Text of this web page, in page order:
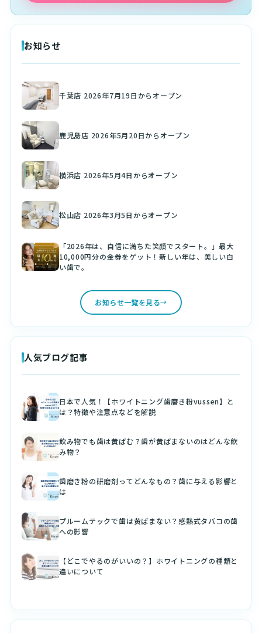
お知らせ
千葉店 2026年7月19日からオープン
鹿児島店 2026年5月20日からオープン
横浜店 2026年5月4日からオープン
松山店 2026年3月5日からオープン
「2026年は、自信に満ちた笑顔でスタート。」最大
10,000円分の金券をゲット！新しい年は、美しい白
い歯で。
お知らせ一覧を見る
人気ブログ記事
日本で人気！【ホワイトニング歯磨き粉vussen】と
は？特徴や注意点などを解説
飲み物でも歯は黄ばむ？歯が黄ばまないのはどんな飲
み物？
歯磨き粉の研磨剤ってどんなもの？歯に与える影響と
は
プルームテックで歯は黄ばまない？感熱式タバコの歯
への影響
【どこでやるのがいいの？】ホワイトニングの種類と
違いについて